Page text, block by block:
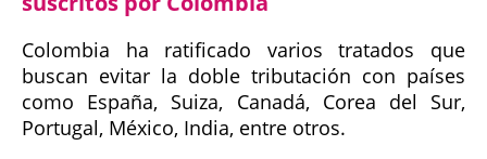
Colombia ha ratificado varios tratados que
buscan evitar la doble tributación con países
como España, Suiza, Canadá, Corea del Sur,
Portugal, México, India, entre otros.